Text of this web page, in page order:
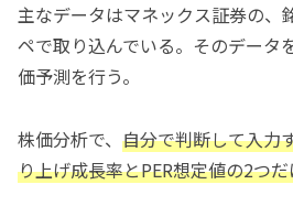
主なデータはマネックス証券の、
ペで取り込んでいる。そのデータ
価予測を行う。
株価分析で、 自分で判断して入力
り上げ成長率とPER想定値の2つだ